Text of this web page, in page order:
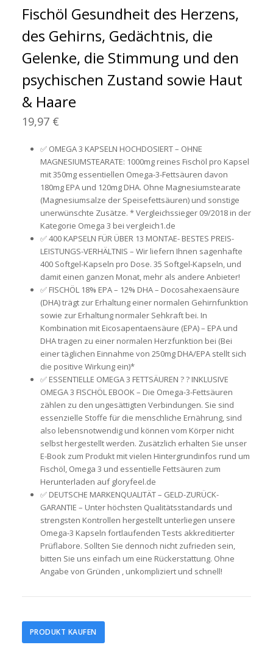
Fischöl Gesundheit des Herzens,
des Gehirns, Gedächtnis, die
Gelenke, die Stimmung und den
psychischen Zustand sowie Haut
& Haare
19,97 €
✅ OMEGA 3 KAPSELN HOCHDOSIERT – OHNE
MAGNESIUMSTEARATE: 1000mg reines Fischöl pro Kapsel
mit 350mg essentiellen Omega-3-Fettsäuren davon
180mg EPA und 120mg DHA. Ohne Magnesiumstearate
(Magnesiumsalze der Speisefettsäuren) und sonstige
unerwünschte Zusätze. * Vergleichssieger 09/2018 in der
Kategorie Omega 3 bei vergleich1.de
✅ 400 KAPSELN FÜR ÜBER 13 MONTAE- BESTES PREIS-
LEISTUNGS-VERHÄLTNIS – Wir liefern Ihnen sagenhafte
400 Softgel-Kapseln pro Dose. 35 Softgel-Kapseln, und
damit einen ganzen Monat, mehr als andere Anbieter!
✅ FISCHÖL 18% EPA – 12% DHA – Docosahexaensäure
(DHA) trägt zur Erhaltung einer normalen Gehirnfunktion
sowie zur Erhaltung normaler Sehkraft bei. In
Kombination mit Eicosapentaensäure (EPA) – EPA und
DHA tragen zu einer normalen Herzfunktion bei (Bei
einer täglichen Einnahme von 250mg DHA/EPA stellt sich
die positive Wirkung ein)*
✅ ESSENTIELLE OMEGA 3 FETTSÄUREN ? ? INKLUSIVE
OMEGA 3 FISCHÖL EBOOK – Die Omega-3-Fettsäuren
zählen zu den ungesättigten Verbindungen. Sie sind
essenzielle Stoffe für die menschliche Ernährung, sind
also lebensnotwendig und können vom Körper nicht
selbst hergestellt werden. Zusätzlich erhalten Sie unser
E-Book zum Produkt mit vielen Hintergrundinfos rund um
Fischöl, Omega 3 und essentielle Fettsäuren zum
Herunterladen auf gloryfeel.de
✅ DEUTSCHE MARKENQUALITÄT – GELD-ZURÜCK-
GARANTIE – Unter höchsten Qualitätsstandards und
strengsten Kontrollen hergestellt unterliegen unsere
Omega-3 Kapseln fortlaufenden Tests akkreditierter
Prüflabore. Sollten Sie dennoch nicht zufrieden sein,
bitten Sie uns einfach um eine Rückerstattung. Ohne
Angabe von Gründen , unkompliziert und schnell!
PRODUKT KAUFEN